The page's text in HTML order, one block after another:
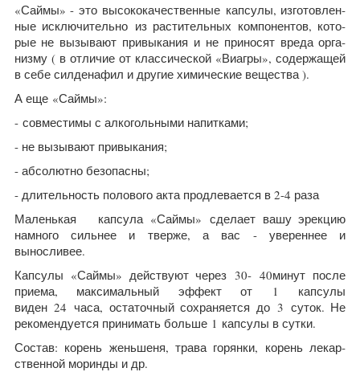
«Саймы» - это высококаче­ствен­ные кап­сулы, изго­тов­лен­
ные исключи­тельно из рас­ти­тель­ных компо­нен­тов, кото­
рые не вызы­вают при­вы­ка­ния и не при­носят вреда орга­
низму ( в отли­чие от классической «Виагры», содержащей
в себе сил­де­нафил и другие хими­че­ские вещества ).
А еще «Саймы»:
- совместимы с алкогольными напитками;
- не вызывают привыкания;
- абсолютно безопасны;
- длительность полового акта продлевается в 2-4 раза
Маленькая кап­сула «Саймы» сде­лает вашу эрекцию
намного силь­нее и тверже, а вас - уве­рен­нее и
выносливее.
Кап­сулы «Саймы» действуют через 30-40минут после
приема, мак­сималь­ный эффект от
1
кап­сулы
виден24 часа, оста­точ­ный сохра­ня­ется до 3 суток. Не
рекомен­ду­ется принимать больше 1 кап­сулы в сутки.
Состав: корень женьшеня, трава горянки, корень лекар­
ственной моринды и др.